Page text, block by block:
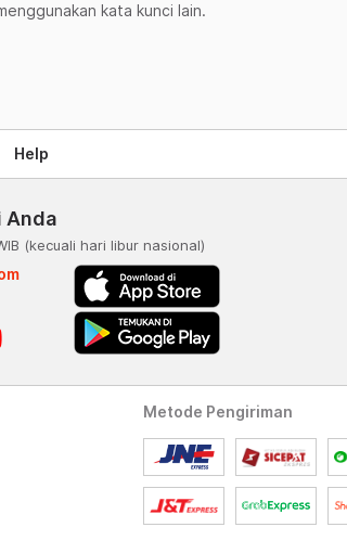
kata kunci lain.
Help
Anda
(kecuali hari libur nasional)
Metode Pengiriman